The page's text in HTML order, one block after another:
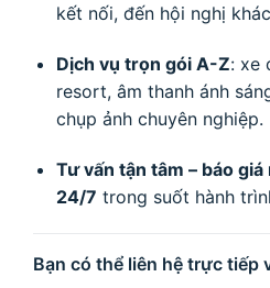
kết nối, đến hội nghị
Dịch vụ trọn gói A-Z: xe
resort, âm thanh ánh
chụp ảnh chuyên nghiệp.
Tư vấn tận tâm – báo
24/7 trong suốt hành
Bạn có thể liên hệ trực tiếp